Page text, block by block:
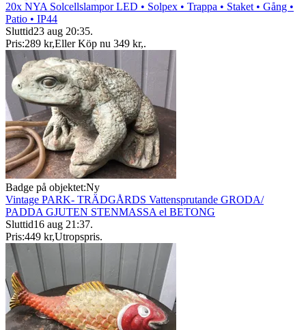
20x NYA Solcellslampor LED • Solpex • Trappa • Staket • Gång •
Patio • IP44
Sluttid23 aug 20:35.
Pris:289 kr,Eller Köp nu 349 kr,.
Badge på objektet:Ny
Vintage PARK- TRÄDGÅRDS Vattensprutande GRODA/
PADDA GJUTEN STENMASSA el BETONG
Sluttid16 aug 21:37.
Pris:449 kr,Utropspris.